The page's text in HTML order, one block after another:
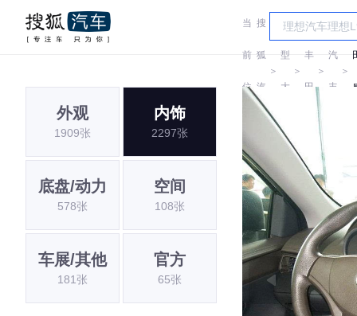
当
前
位
搜
狐
汽
车
＞
车
型
大
＞
丰
田
＞
一
汽
丰
＞
外观
1909张
内饰
2297张
底盘/动力
578张
空间
108张
车展/其他
181张
官方
65张